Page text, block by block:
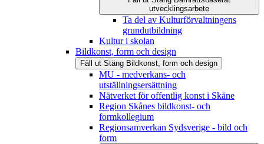
utvecklingsarbete
Ta del av Kulturförvaltningens
grundutbildning
Kultur i skolan
Bildkonst, form och design
Fäll ut Stäng Bildkonst, form och design
MU - medverkans- och
utställningsersättning
Nätverket för offentlig konst i Skåne
Region Skånes bildkonst- och
formkollegium
Regionsamverkan Sydsverige - bild och
form